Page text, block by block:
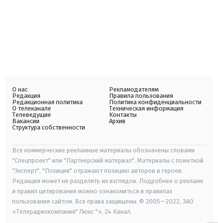
О нас
Редакция
Редакционная политика
О телеканале
Телеведущие
Вакансии
Структура собственности
Рекламодателям
Правила пользования
Политика конфиденциальности
Техническая информация
Контакты
Архив
Все коммерческие рекламные материалы обозначены словами
"Спецпроект" или "Партнерский материал". Материалы с пометкой
"Эксперт", "Позиция" отражают позицию авторов и героев.
Редакция может не разделять их взглядов. Подробнее о рекламе
и правил цитирования можно ознакомиться в правилах
пользования сайтом. Все права защищены. © 2005—2022, ЗАО
«Телерадиокомпания" Люкс "», 24 Канал.